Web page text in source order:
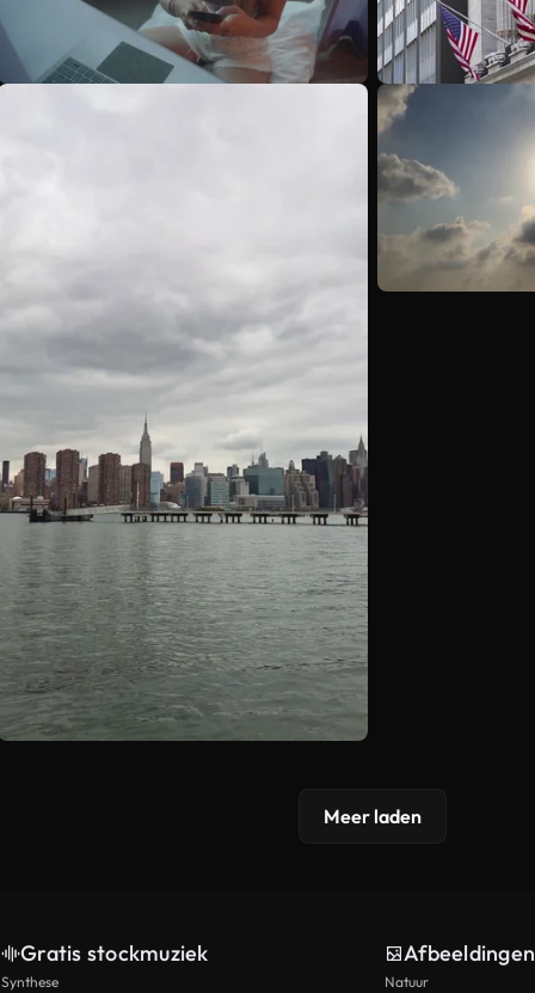
Meer laden
Gratis stockmuziek
Synthese
Afbeeldingen
Natuur